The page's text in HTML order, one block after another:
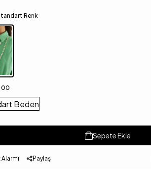
Renk
00
Beden
Sepete Ekle
Paylaş